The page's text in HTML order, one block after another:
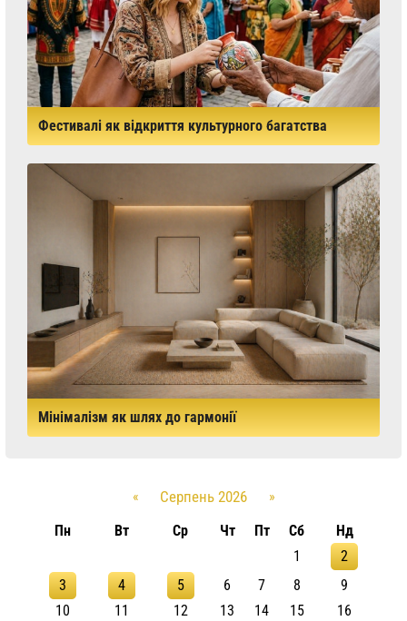
Фестивалі як відкриття культурного багатства
Мінімалізм як шлях до гармонії
« Серпень 2026
»
Пн
Вт Ср Чт Пт Сб
Нд
1
2
3
4 5 6 7 8
9
10
11 12 13 14 15
16